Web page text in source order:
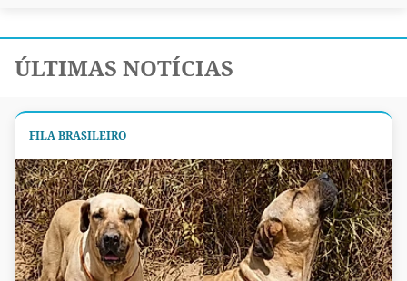
ÚLTIMAS NOTÍCIAS
FILA BRASILEIRO